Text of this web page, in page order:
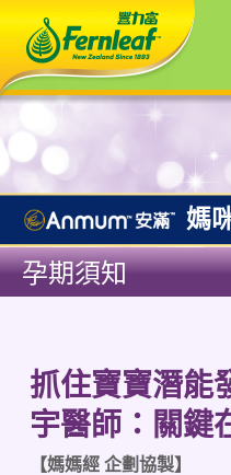
媽
孕期須知
抓住寶寶潛能
宇醫師：關鍵
【媽媽經 企劃協製】